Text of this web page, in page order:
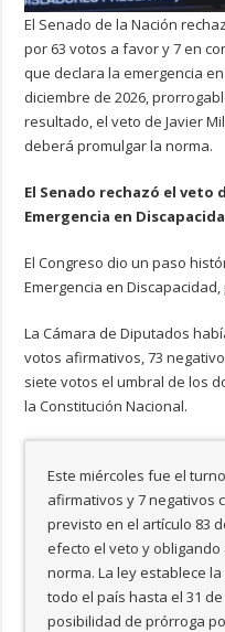
El Senado de la Nación
por 63 votos a favor y 7 en
que declara la emergencia
diciembre de 2026,
resultado, el veto de Javier
deberá promulgar la norma.
El Senado rechazó el veto
Emergencia en
El Congreso dio un paso
Emergencia en
La Cámara de Diputados
votos afirmativos, 73
siete votos el umbral de los
la Constitución Nacional.
Este miércoles fue el
afirmativos y 7 negativos
previsto en el artículo 83
efecto el veto y
norma. La ley establece
todo el país hasta el 31
posibilidad de prórroga